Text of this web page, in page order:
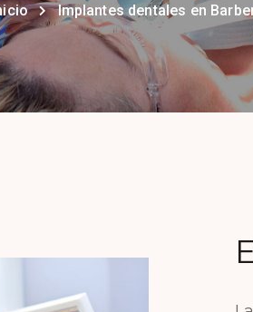
Implantes dentales en